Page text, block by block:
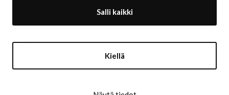
Salli kaikki
Kiellä
00130 Helsinki
www.painters.fi